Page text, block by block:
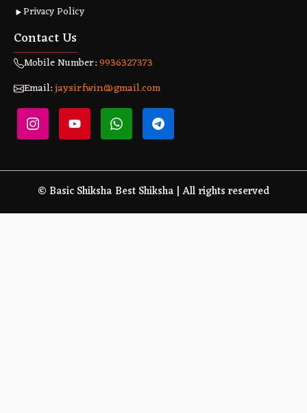
Privacy Policy
Contact Us
Mobile Number:9936327373
Email:jaysirfwin@gmail.com
© Basic Shiksha Best Shiksha | All rights reserved